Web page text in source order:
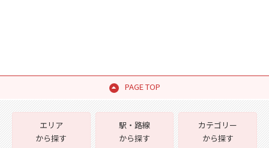
PAGE TOP
エリア
から探す
駅・路線
から探す
カテゴリー
から探す